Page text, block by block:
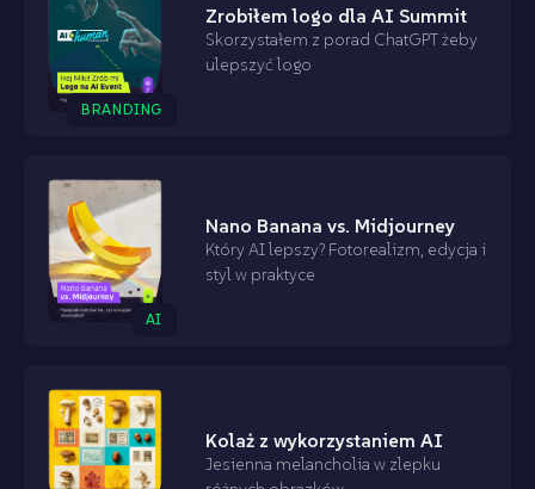
BRANDING
Zrobiłem logo dla AI Summit
Skorzystałem z porad ChatGPT żeby
ulepszyć logo
AI
Nano Banana vs. Midjourney
Który AI lepszy? Fotorealizm, edycja i
styl w praktyce
Kolaż z wykorzystaniem AI
Jesienna melancholia w zlepku